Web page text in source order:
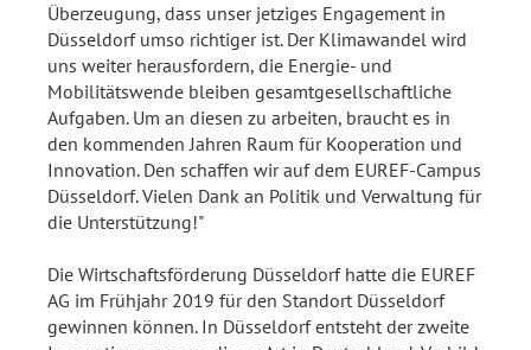
Überzeugung, dass unser jetziges Engagement in
Düsseldorf umso richtiger ist. Der Klimawandel wird
uns weiter herausfordern, die Energie- und
Mobilitätswende bleiben gesamtgesellschaftliche
Aufgaben. Um an diesen zu arbeiten, braucht es in
den kommenden Jahren Raum für Kooperation und
Innovation. Den schaffen wir auf dem EUREF-Campus
Düsseldorf. Vielen Dank an Politik und Verwaltung für
die Unterstützung!"
Die Wirtschaftsförderung Düsseldorf hatte die EUREF
AG im Frühjahr 2019 für den Standort Düsseldorf
gewinnen können. In Düsseldorf entsteht der zweite